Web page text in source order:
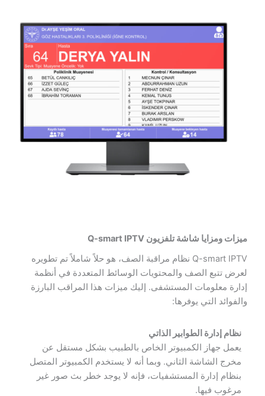
ميزات ومزايا شاشة تلفزيون Q-smart IPTV
Q-smart IPTV نظام مراقبة الصف، هو حلاً شاملاً تم تطويره
لعرض تتبع الصف والمحتويات الوسائط المتعددة في أنظمة
إدارة معلومات المستشفى. إليك ميزات هذا المراقب البارزة
والفوائد التي يوفرها:
نظام إدارة الطوابير الذاتي
يعمل جهاز الكمبيوتر الخاص بالطبيب بشكل مستقل عن
مخرج الشاشة الثاني. وبما أنه لا يستخدم الكمبيوتر المتصل
بنظام إدارة المستشفيات، فإنه لا يوجد خطر بث صور غير
مرغوب فيها.